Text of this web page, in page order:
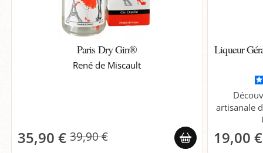
Paris Dry Gin®
René de Miscault
35,90 € 39,90 €
Liqueur
artisanale
19,00 €